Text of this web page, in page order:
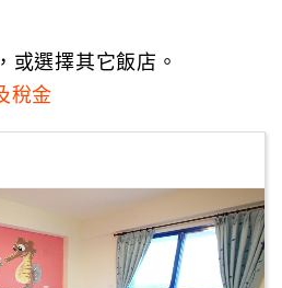
或選擇其它飯店。
稅金